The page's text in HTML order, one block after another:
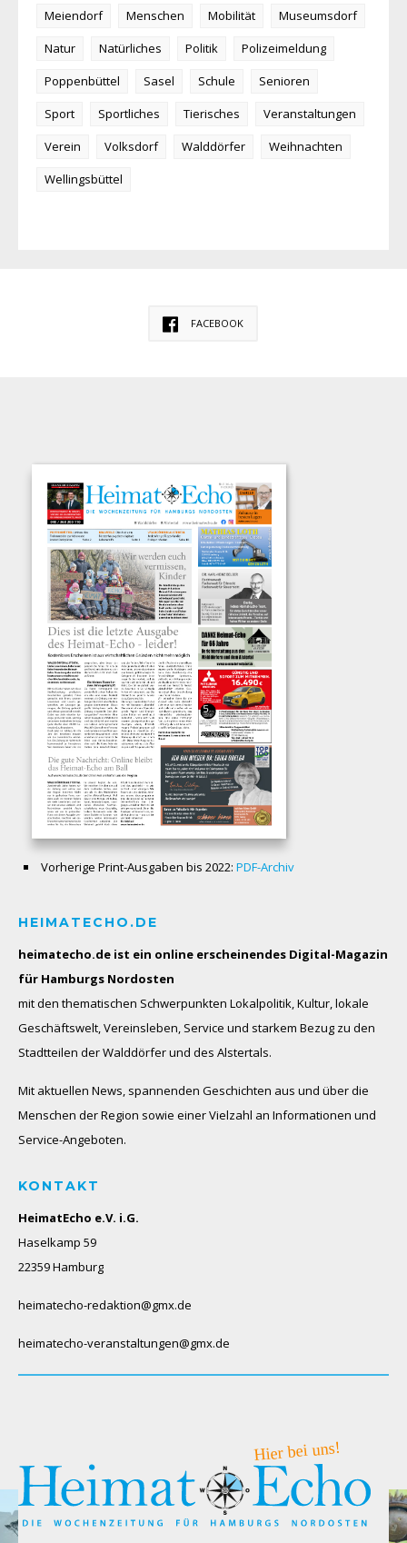
Meiendorf
Menschen Mobilität
Museumsdorf
Natur
Natürliches Politik
Polizeimeldung
Poppenbüttel
Sasel Schule
Senioren
Sport
Sportliches Tierisches
Veranstaltungen
Verein
Volksdorf Walddörfer
Weihnachten
Wellingsbüttel
FACEBOOK
Vorherige Print-Ausgaben bis 2022: PDF-Archiv
HEIMATECHO.DE
heimatecho.de ist ein online erscheinendes Digital-Magazin
für Hamburgs Nordosten
mit den thematischen Schwerpunkten Lokalpolitik, Kultur, lokale
Geschäftswelt, Vereinsleben, Service und starkem Bezug zu den
Stadtteilen der Walddörfer und des Alstertals.
Mit aktuellen News, spannenden Geschichten aus und über die
Menschen der Region sowie einer Vielzahl an Informationen und
Service-Angeboten.
KONTAKT
HeimatEcho e.V. i.G.
Haselkamp 59
22359 Hamburg
heimatecho-redaktion@gmx.de
heimatecho-veranstaltungen@gmx.de